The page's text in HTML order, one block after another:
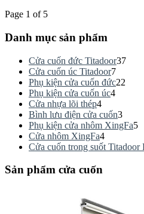
Page 1 of 5
Danh mục sản phẩm
Cửa cuốn đức Titadoor37
Cửa cuốn úc Titadoor7
Phụ kiện cửa cuốn đức22
Phụ kiện cửa cuốn úc4
Cửa nhựa lõi thép4
Bình lưu điện cửa cuốn3
Phụ kiện cửa nhôm XingFa5
Cửa nhôm XingFa4
Cửa cuốn trong suốt Titadoor
Sản phẩm cửa cuốn